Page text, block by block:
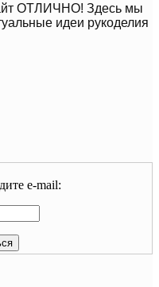
ОТЛИЧНО! Здесь мы
идеи рукоделия
e-mail: